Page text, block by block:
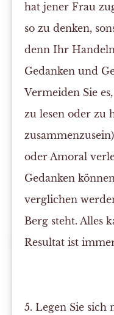
hat jener Frau
so zu denken,
denn Ihr
Gedanken und
Vermeiden Sie
zu lesen oder zu
oder Amoral
Gedanken
verglichen
Berg steht. Alles
Resultat ist
5. Legen Sie sich